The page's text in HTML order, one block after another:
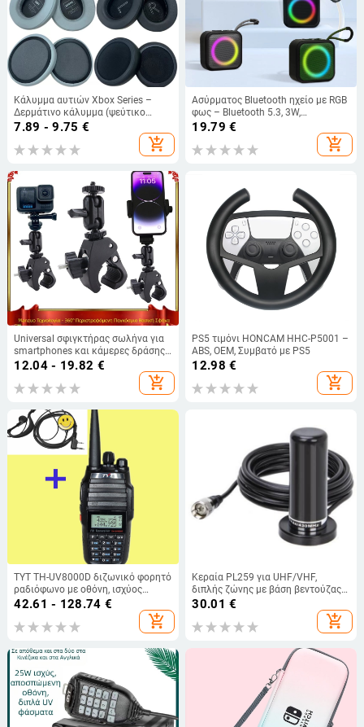
Κάλυμμα αυτιών Xbox Series –
Δερμάτινο κάλυμμα (ψεύτικο
δέρμα), Unisex, Άνετο στη χρήση,
Συμβατό με ακουστικά Xbox Series
7.89 - 9.75 €
add_shopping_cart
Ασύρματος Bluetooth ηχείο με RGB
φως – Bluetooth 5.3, 3W,
Ενσωματωμένη μπαταρία 1000–
1200mAh, εύρος συχνοτήτων
100Hz–20kHz, εμβέλεια 10–25m
19.79 €
add_shopping_cart
Universal σφιγκτήρας σωλήνα για
smartphones και κάμερες δράσης
— μοντέλο Universal, υλικό
πλαστικό/μέταλλο, σταθερή λήψη
12.04 - 19.82 €
add_shopping_cart
PS5 τιμόνι HONCAM HHC-P5001 –
ABS, OEM, Συμβατό με PS5
12.98 €
add_shopping_cart
TYT TH-UV8000D διζωνικό φορητό
ραδιόφωνο με οθόνη, ισχύος
εξόδου 10W, 128 κανάλια,
εμβέλεια 5–10 χλμ, μπαταρία Li-ion
3800 mAh
42.61 - 128.74 €
add_shopping_cart
Κεραία PL259 για UHF/VHF,
διπλής ζώνης με βάση βεντούζας
και σύνδεσμο PL259, εμβέλεια 10–
30.01 €
add_shopping_cart